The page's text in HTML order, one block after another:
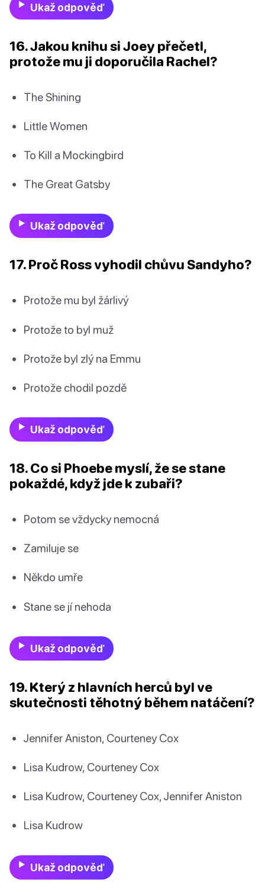
Ukaž odpověď
16. Jakou knihu si Joey přečetl,
protože mu ji doporučila Rachel?
The Shining
Little Women
To Kill a Mockingbird
The Great Gatsby
Ukaž odpověď
17. Proč Ross vyhodil chůvu Sandyho?
Protože mu byl žárlivý
Protože to byl muž
Protože byl zlý na Emmu
Protože chodil pozdě
Ukaž odpověď
18. Co si Phoebe myslí, že se stane
pokaždé, když jde k zubaři?
Potom se vždycky nemocná
Zamiluje se
Někdo umře
Stane se jí nehoda
Ukaž odpověď
19. Který z hlavních herců byl ve
skutečnosti těhotný během natáčení?
Jennifer Aniston, Courteney Cox
Lisa Kudrow, Courteney Cox
Lisa Kudrow, Courteney Cox, Jennifer Aniston
Lisa Kudrow
Ukaž odpověď